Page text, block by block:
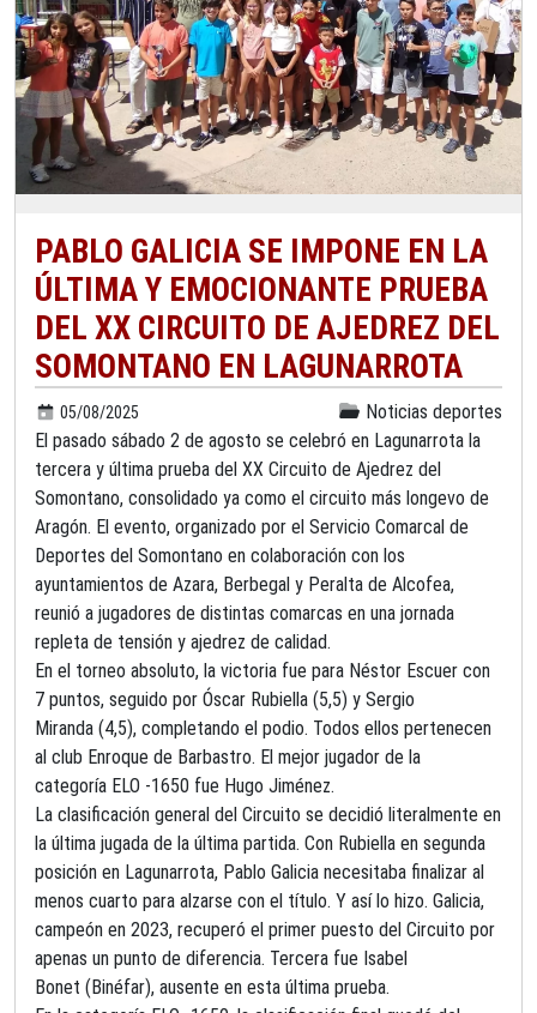
PABLO GALICIA SE IMPONE EN LA
ÚLTIMA Y EMOCIONANTE PRUEBA
DEL XX CIRCUITO DE AJEDREZ DEL
SOMONTANO EN LAGUNARROTA
05/08/2025
Noticias deportes
El pasado sábado 2 de agosto se celebró en Lagunarrota la
tercera y última prueba del XX Circuito de Ajedrez del
Somontano, consolidado ya como el circuito más longevo de
Aragón. El evento, organizado por el Servicio Comarcal de
Deportes del Somontano en colaboración con los
ayuntamientos de Azara, Berbegal y Peralta de Alcofea,
reunió a jugadores de distintas comarcas en una jornada
repleta de tensión y ajedrez de calidad.
En el torneo absoluto, la victoria fue para Néstor Escuer con
7 puntos, seguido por Óscar Rubiella (5,5) y Sergio
Miranda (4,5), completando el podio. Todos ellos pertenecen
al club Enroque de Barbastro. El mejor jugador de la
categoría ELO -1650 fue Hugo Jiménez.
La clasificación general del Circuito se decidió literalmente en
la última jugada de la última partida. Con Rubiella en segunda
posición en Lagunarrota, Pablo Galicia necesitaba finalizar al
menos cuarto para alzarse con el título. Y así lo hizo. Galicia,
campeón en 2023, recuperó el primer puesto del Circuito por
apenas un punto de diferencia. Tercera fue Isabel
Bonet (Binéfar), ausente en esta última prueba.